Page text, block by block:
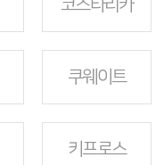
코스타리카
쿠웨이트
키프로스